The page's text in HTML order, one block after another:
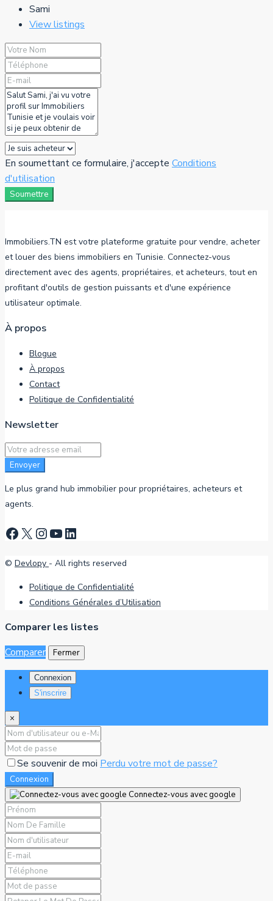
Sami
View listings
En soumettant ce formulaire, j'accepte Conditions
d'utilisation
Soumettre
Immobiliers.TN est votre plateforme gratuite pour vendre, acheter
et louer des biens immobiliers en Tunisie. Connectez-vous
directement avec des agents, propriétaires, et acheteurs, tout en
profitant d'outils de gestion puissants et d'une expérience
utilisateur optimale.
À propos
Blogue
À propos
Contact
Politique de Confidentialité
Newsletter
Envoyer
Le plus grand hub immobilier pour propriétaires, acheteurs et
agents.
© Devlopy - All rights reserved
Politique de Confidentialité
Conditions Générales d’Utilisation
Comparer les listes
Comparer
Fermer
Connexion
S'inscrire
×
Se souvenir de moi Perdu votre mot de passe?
Connexion
Connectez-vous avec google